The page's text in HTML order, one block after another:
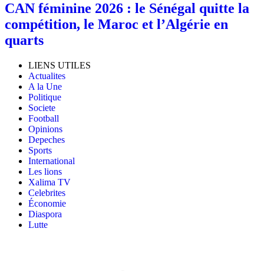
‎CAN féminine 2026 : le Sénégal quitte la
compétition, le Maroc et l’Algérie en
quarts
LIENS UTILES
Actualites
A la Une
Politique
Societe
Football
Opinions
Depeches
Sports
International
Les lions
Xalima TV
Celebrites
Économie
Diaspora
Lutte